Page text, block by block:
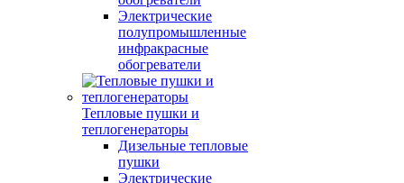
Электрические
полупромышленные
инфракрасные
обогреватели
Тепловые пушки и
теплогенераторы
Дизельные тепловые
пушки
Электрические